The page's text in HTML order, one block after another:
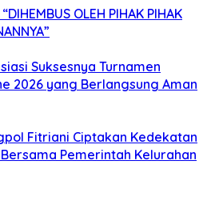
OLEH PIHAK PIHAK
Suksesnya Turnamen
2026 yang Berlangsung Aman
Fitriani Ciptakan Kedekatan
Pemerintah Kelurahan